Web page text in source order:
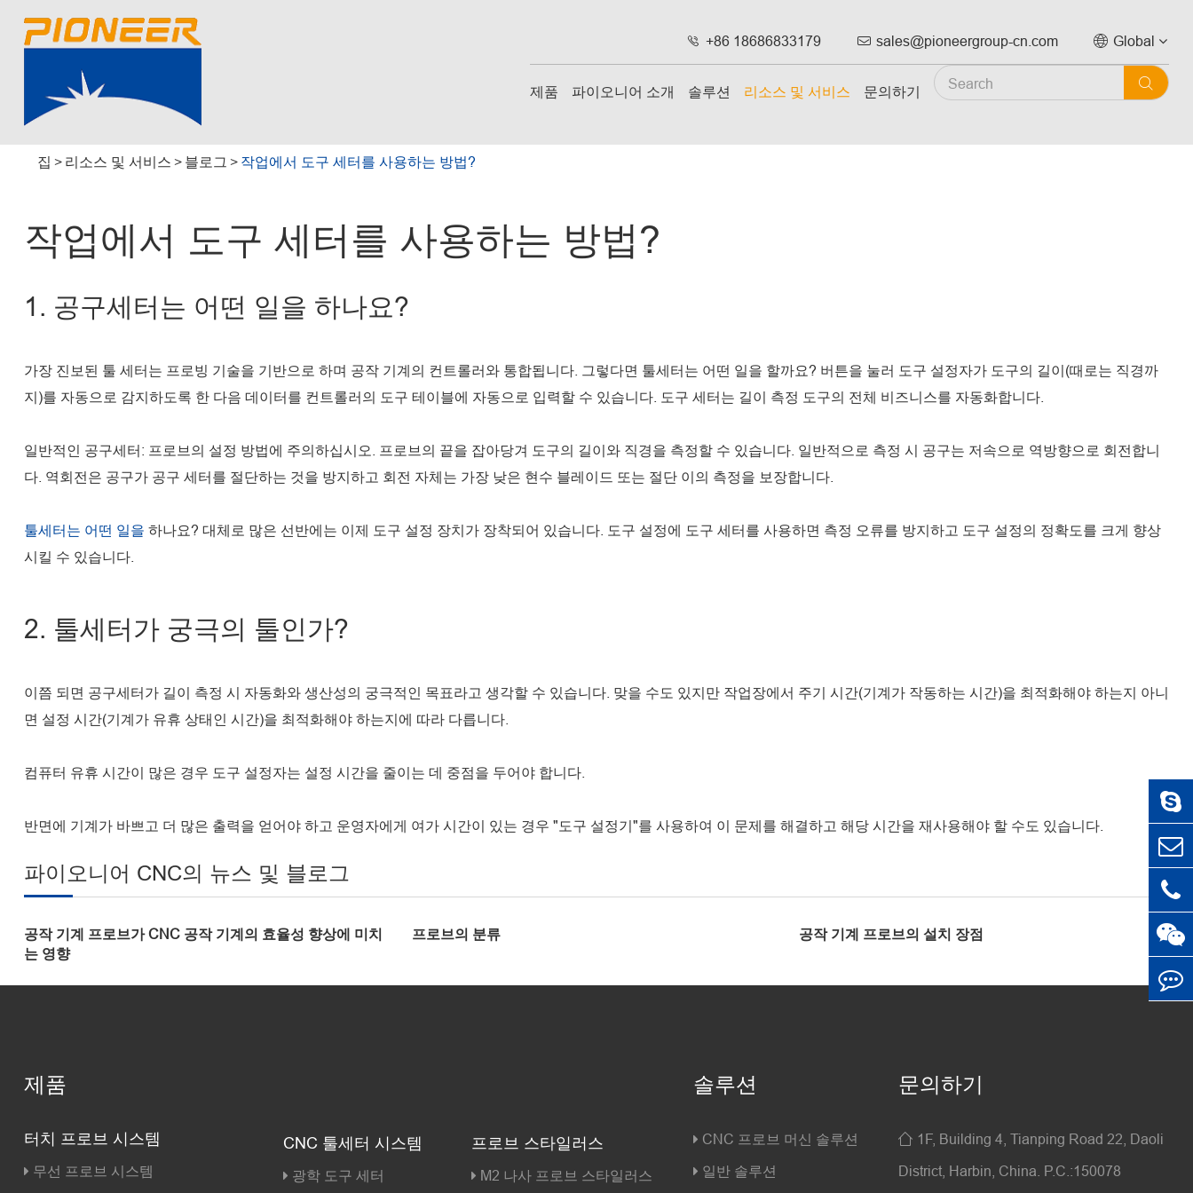
 +86 18686833179  sales@pioneergroup-cn.com  Global
제품 파이오니어 소개 솔루션 리소스 및 서비스 문의하기 
집 리소스 및 서비스 블로그 작업에서 도구 세터를 사용하는 방법?
작업에서 도구 세터를 사용하는 방법?
1. 공구세터는 어떤 일을 하나요?
가장 진보된 툴 세터는 프로빙 기술을 기반으로 하며 공작 기계의 컨트롤러와 통합됩니다. 그렇다면 툴세터는 어떤 일을 할까요? 버튼을 눌러 도구 설정자가 도구의 길이(때로는 직경까
지)를 자동으로 감지하도록 한 다음 데이터를 컨트롤러의 도구 테이블에 자동으로 입력할 수 있습니다. 도구 세터는 길이 측정 도구의 전체 비즈니스를 자동화합니다.
일반적인 공구세터: 프로브의 설정 방법에 주의하십시오. 프로브의 끝을 잡아당겨 도구의 길이와 직경을 측정할 수 있습니다. 일반적으로 측정 시 공구는 저속으로 역방향으로 회전합니
다. 역회전은 공구가 공구 세터를 절단하는 것을 방지하고 회전 자체는 가장 낮은 현수 블레이드 또는 절단 이의 측정을 보장합니다.
툴세터는 어떤 일을 하나요? 대체로 많은 선반에는 이제 도구 설정 장치가 장착되어 있습니다. 도구 설정에 도구 세터를 사용하면 측정 오류를 방지하고 도구 설정의 정확도를 크게 향상
시킬 수 있습니다.
2. 툴세터가 궁극의 툴인가?
이쯤 되면 공구세터가 길이 측정 시 자동화와 생산성의 궁극적인 목표라고 생각할 수 있습니다. 맞을 수도 있지만 작업장에서 주기 시간(기계가 작동하는 시간)을 최적화해야 하는지 아니
면 설정 시간(기계가 유휴 상태인 시간)을 최적화해야 하는지에 따라 다릅니다.
컴퓨터 유휴 시간이 많은 경우 도구 설정자는 설정 시간을 줄이는 데 중점을 두어야 합니다.
반면에 기계가 바쁘고 더 많은 출력을 얻어야 하고 운영자에게 여가 시간이 있는 경우 "도구 설정기"를 사용하여 이 문제를 해결하고 해당 시간을 재사용해야 할 수도 있습니다.
파이오니어 CNC의 뉴스 및 블로그
공작 기계 프로브가 CNC 공작 기계의 효율성 향상에 미치
는 영향
프로브의 분류 공작 기계 프로브의 설치 장점
제품
터치 프로브 시스템
무선 프로브 시스템
CNC 툴세터 시스템
광학 도구 세터
프로브 스타일러스
M2 나사 프로브 스타일러스
솔루션
CNC 프로브 머신 솔루션
일반 솔루션
문의하기
 1F, Building 4, Tianping Road 22, Daoli
District, Harbin, China. P.C.:150078